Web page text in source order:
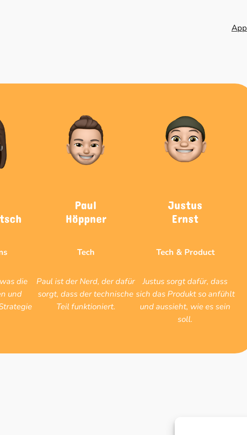
App
die
und
Paul
Höppner
Tech
Paul ist der Nerd, der dafür
sorgt, dass der technische
Teil funktioniert.
Justus
Ernst
Tech & Product
Justus sorgt dafür, dass
sich das Produkt so anfühlt
und aussieht, wie es sein
soll.